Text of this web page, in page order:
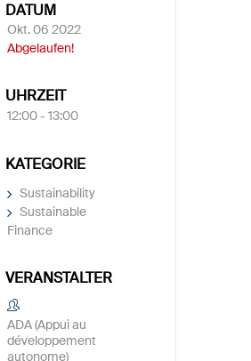
DATUM
Okt. 06 2022
Abgelaufen!
UHRZEIT
12:00 - 13:00
KATEGORIE
Sustainability
Sustainable
Finance
VERANSTALTER
ADA (Appui au
développement
autonome)